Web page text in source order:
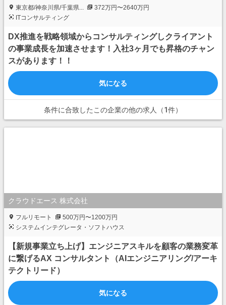
東京都/神奈川県/千葉県...
372万円〜2640万円
ITコンサルティング
DX推進を戦略領域からコンサルティングしクライアント
の事業成長を加速させます！入社3ヶ月でも昇格のチャン
スがあります！！
気になる
条件に合致したこの企業の他の求人（1件）
クラウドエース 株式会社
フルリモート
500万円〜1200万円
システムインテグレータ・ソフトハウス
【新規事業立ち上げ】エンジニアスキルを顧客の業務変革
に繋げるAX コンサルタント（AIエンジニアリング/アーキ
テクトリード）
気になる